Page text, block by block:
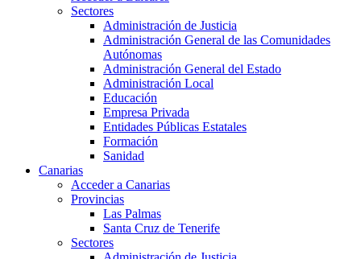
Sectores
Administración de Justicia
Administración General de las Comunidades
Autónomas
Administración General del Estado
Administración Local
Educación
Empresa Privada
Entidades Públicas Estatales
Formación
Sanidad
Canarias
Acceder a Canarias
Provincias
Las Palmas
Santa Cruz de Tenerife
Sectores